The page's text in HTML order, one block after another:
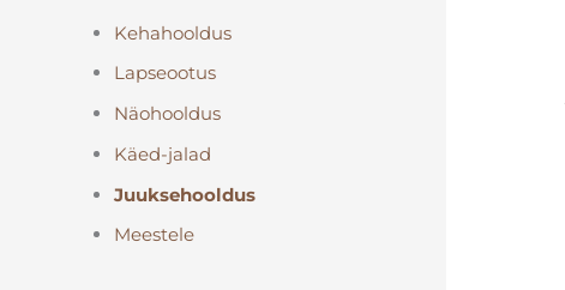
Kehahooldus
Lapseootus
Näohooldus
Käed-jalad
Juuksehooldus
Meestele